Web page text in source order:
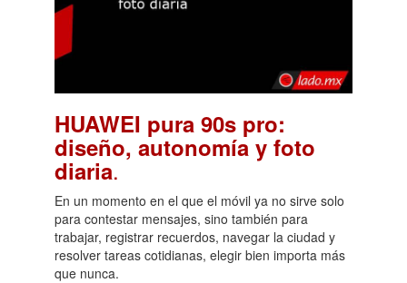
HUAWEI pura 90s pro:
diseño, autonomía y foto
diaria.
En un momento en el que el móvil ya no sirve solo
para contestar mensajes, sino también para
trabajar, registrar recuerdos, navegar la ciudad y
resolver tareas cotidianas, elegir bien importa más
que nunca.